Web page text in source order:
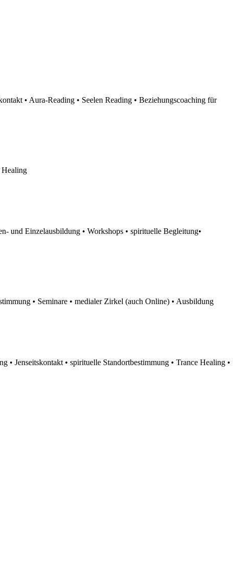
• Aura-Reading • Seelen Reading • Beziehungscoaching für
Healing
Einzelausbildung • Workshops • spirituelle Begleitung•
• Seminare • medialer Zirkel (auch Online) • Ausbildung
Jenseitskontakt • spirituelle Standortbestimmung • Trance Healing •